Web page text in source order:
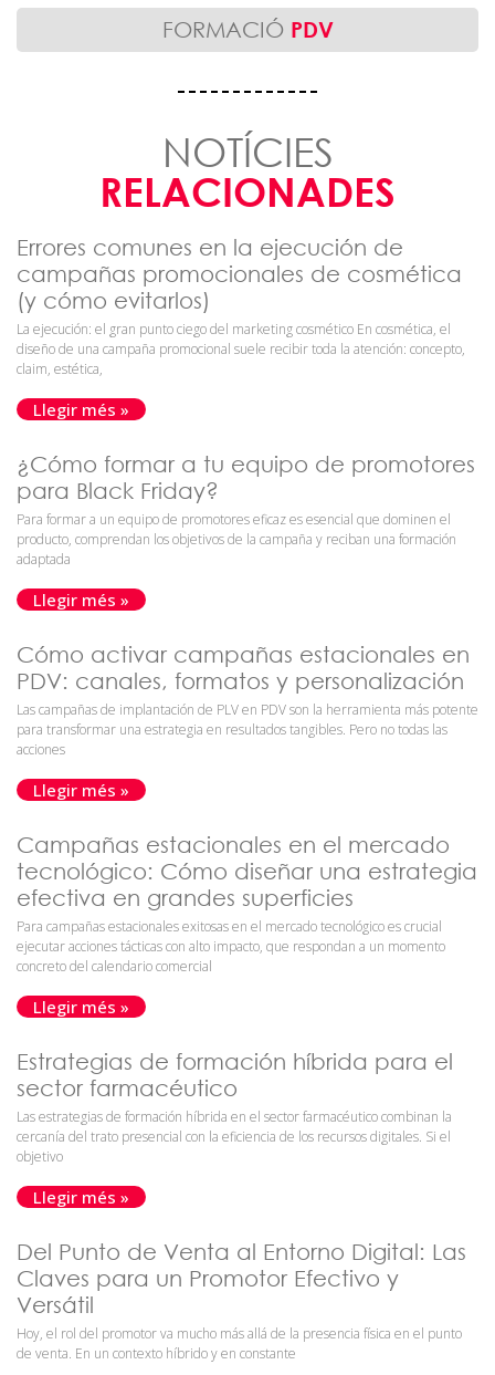
FORMACIÓ PDV
NOTÍCIES
RELACIONADES
Errores comunes en la ejecución de
campañas promocionales de cosmética
(y cómo evitarlos)
La ejecución: el gran punto ciego del marketing cosmético En cosmética, el
diseño de una campaña promocional suele recibir toda la atención: concepto,
claim, estética,
Llegir més »
¿Cómo formar a tu equipo de promotores
para Black Friday?
Para formar a un equipo de promotores eficaz es esencial que dominen el
producto, comprendan los objetivos de la campaña y reciban una formación
adaptada
Llegir més »
Cómo activar campañas estacionales en
PDV: canales, formatos y personalización
Las campañas de implantación de PLV en PDV son la herramienta más potente
para transformar una estrategia en resultados tangibles. Pero no todas las
acciones
Llegir més »
Campañas estacionales en el mercado
tecnológico: Cómo diseñar una estrategia
efectiva en grandes superficies
Para campañas estacionales exitosas en el mercado tecnológico es crucial
ejecutar acciones tácticas con alto impacto, que respondan a un momento
concreto del calendario comercial
Llegir més »
Estrategias de formación híbrida para el
sector farmacéutico
Las estrategias de formación híbrida en el sector farmacéutico combinan la
cercanía del trato presencial con la eficiencia de los recursos digitales. Si el
objetivo
Llegir més »
Del Punto de Venta al Entorno Digital: Las
Claves para un Promotor Efectivo y
Versátil
Hoy, el rol del promotor va mucho más allá de la presencia física en el punto
de venta. En un contexto híbrido y en constante